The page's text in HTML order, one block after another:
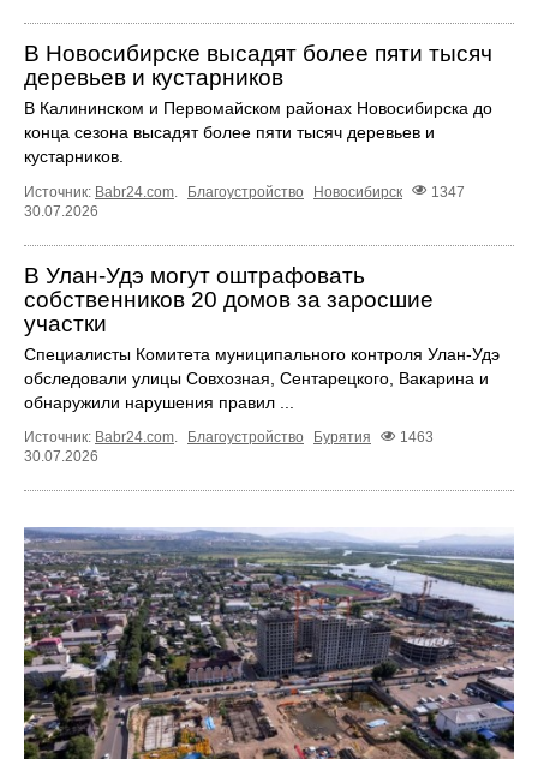
В Новосибирске высадят более пяти тысяч
деревьев и кустарников
В Калининском и Первомайском районах Новосибирска до
конца сезона высадят более пяти тысяч деревьев и
кустарников.
Источник: Babr24.com Благоустройство Новосибирск
1347
30.07.2026
В Улан-Удэ могут оштрафовать
собственников 20 домов за заросшие
участки
Специалисты Комитета муниципального контроля Улан-Удэ
обследовали улицы Совхозная, Сентарецкого, Вакарина и
обнаружили нарушения правил ...
Источник: Babr24.com Благоустройство Бурятия
1463
30.07.2026